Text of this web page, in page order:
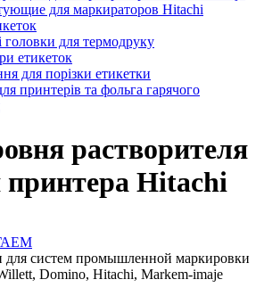
для маркираторов Hitachi
головки для термодруку
етикеток
для порізки етикетки
принтерів та фольга гарячого
растворителя
принтера Hitachi
для систем промышленной маркировки
Domino, Hitachi, Markem-imaje